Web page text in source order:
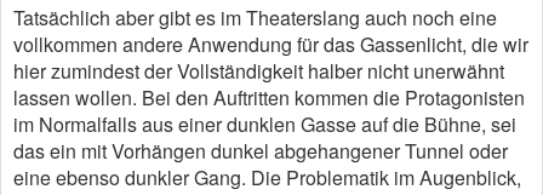
Tatsächlich aber gibt es im Theaterslang auch noch eine
vollkommen andere Anwendung für das Gassenlicht, die wir
hier zumindest der Vollständigkeit halber nicht unerwähnt
lassen wollen. Bei den Auftritten kommen die Protagonisten
im Normalfalls aus einer dunklen Gasse auf die Bühne, sei
das ein mit Vorhängen dunkel abgehangener Tunnel oder
eine ebenso dunkler Gang. Die Problematik im Augenblick,